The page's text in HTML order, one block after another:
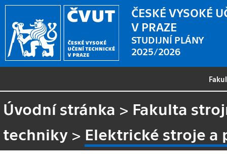
ČESKÉ VYSOKÉ
V PRAZE
STUDIJNÍ PLÁNY
2025/2026
Úvodní stránka > Fakulta
techniky > Elektrické stroje a